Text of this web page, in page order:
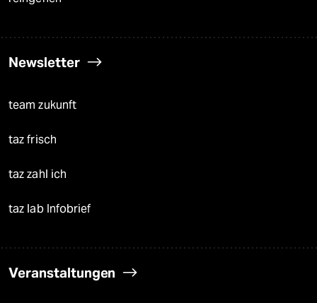
Newsletter
team zukunft
taz frisch
taz zahl ich
taz lab Infobrief
Veranstaltungen